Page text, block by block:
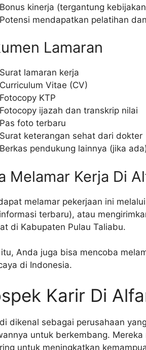
Bonus kinerja (tergantung
Potensi mendapatkan pelatihan
Lamaran
Surat lamaran kerja
Curriculum Vitae (CV)
Fotocopy KTP
Fotocopy ijazah dan transkrip nilai
Pas foto terbaru
Surat keterangan sehat dari dokter
Berkas pendukung lainnya (jika
Melamar Kerja Di
melamar pekerjaan ini
terbaru), atau
di Kabupaten Pulau Taliabu.
itu, Anda juga bisa mencoba
di Indonesia.
Karir Di
dikenal sebagai perusahaan
untuk berkembang.
untuk meningkatkan